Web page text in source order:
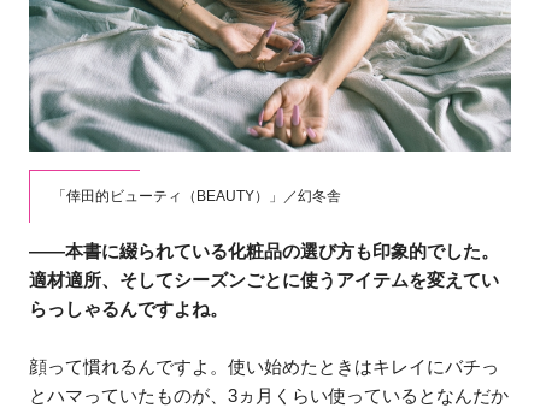
「倖田的ビューティ（BEAUTY）」／幻冬舎
――本書に綴られている化粧品の選び方も印象的でした。
適材適所、そしてシーズンごとに使うアイテムを変えてい
らっしゃるんですよね。
顔って慣れるんですよ。使い始めたときはキレイにバチっ
とハマっていたものが、3ヵ月くらい使っているとなんだか